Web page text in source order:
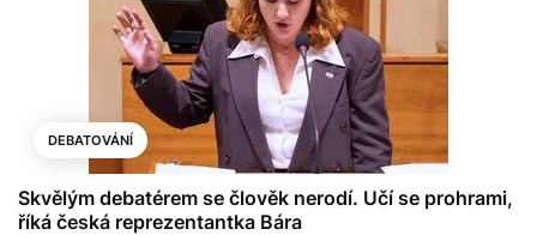
DEBATOVÁNÍ
Skvělým debatérem se člověk nerodí. Učí se prohrami,
říká česká reprezentantka Bára